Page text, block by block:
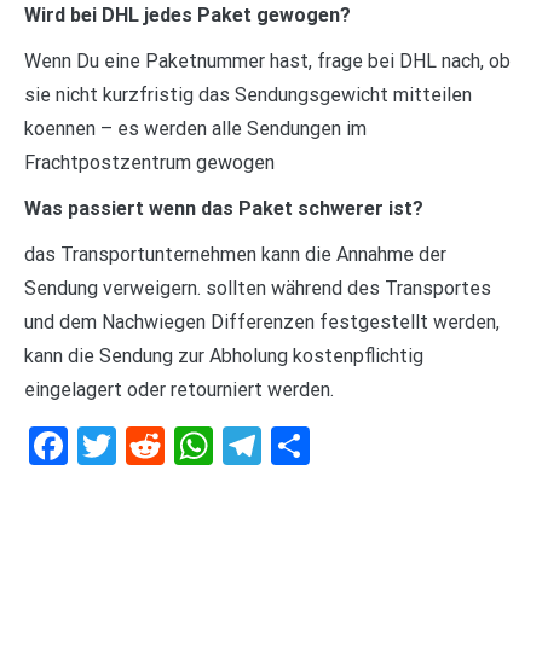
Wird bei DHL jedes Paket gewogen?
Wenn Du eine Paketnummer hast, frage bei DHL nach, ob
sie nicht kurzfristig das Sendungsgewicht mitteilen
koennen – es werden alle Sendungen im
Frachtpostzentrum gewogen
Was passiert wenn das Paket schwerer ist?
das Transportunternehmen kann die Annahme der
Sendung verweigern. sollten während des Transportes
und dem Nachwiegen Differenzen festgestellt werden,
kann die Sendung zur Abholung kostenpflichtig
eingelagert oder retourniert werden.
Facebook
Twitter
RedditWhatsApp
Telegram